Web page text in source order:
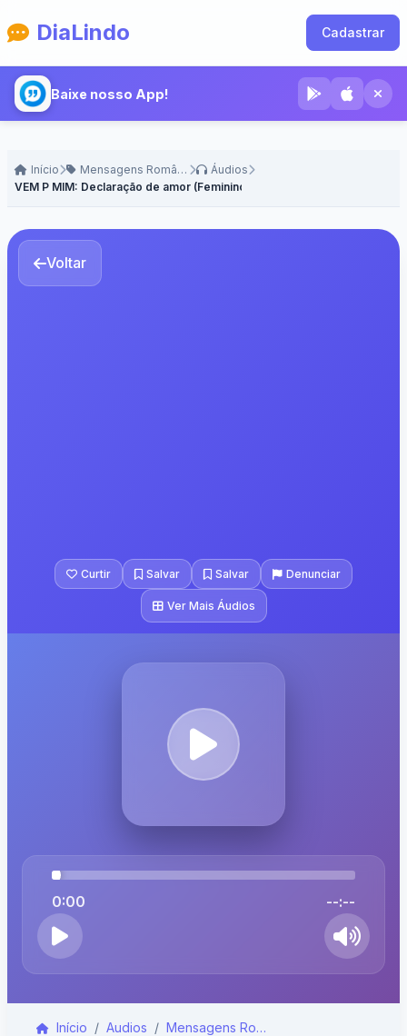
DiaLindo Cadastrar
Baixe nosso App!
Início Mensagens Românticas
Áudios
VEM P MIM: Declaração de amor (Feminino)
Voltar
Curtir Salvar Salvar Denunciar
Ver Mais Áudios
0:00 --:--
Início Audios
Mensagens Românticas